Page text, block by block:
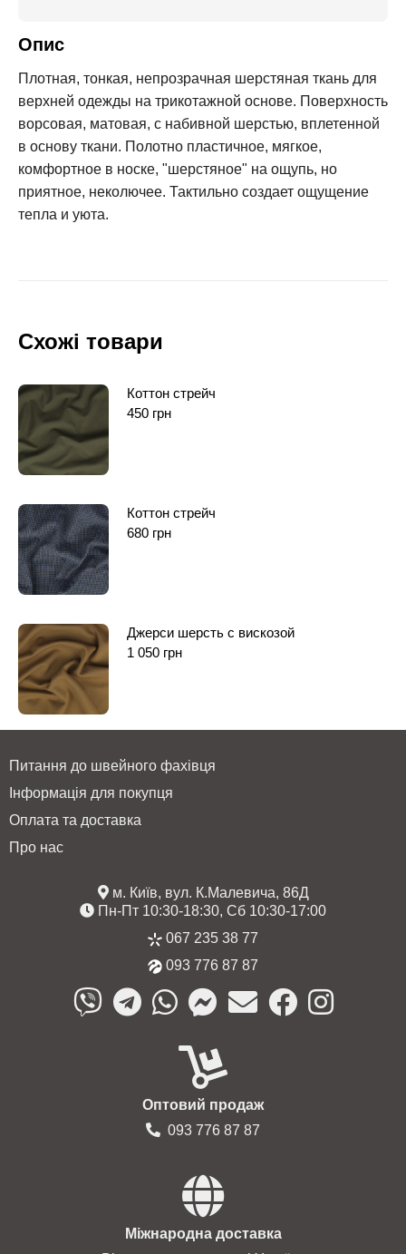
Опис
Плотная, тонкая, непрозрачная шерстяная ткань для
верхней одежды на трикотажной основе. Поверхность
ворсовая, матовая, с набивной шерстью, вплетенной
в основу ткани. Полотно пластичное, мягкое,
комфортное в носке, "шерстяное" на ощупь, но
приятное, неколючее. Тактильно создает ощущение
тепла и уюта.
Схожі товари
Коттон стрейч
450 грн
Коттон стрейч
680 грн
Джерси шерсть с вискозой
1 050 грн
Питання до швейного фахівця
Інформація для покупця
Оплата та доставка
Про нас
м. Київ, вул. К.Малевича, 86Д
Пн-Пт 10:30-18:30, Сб 10:30-17:00
067 235 38 77
093 776 87 87
Оптовий продаж
093 776 87 87
Міжнародна доставка